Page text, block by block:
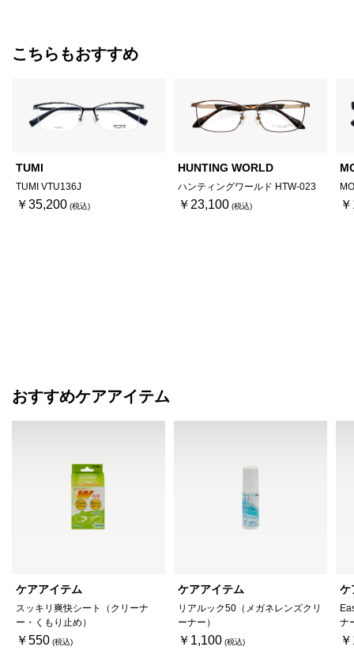
こちらもおすすめ
TUMI
TUMI VTU136J
￥35,200
HUNTING WORLD
ハンティングワールド HTW-023
￥23,100
ケアアイテム
スッキリ爽快シート（クリーナ
ケアアイテム
リアルック50（メガネレンズクリ